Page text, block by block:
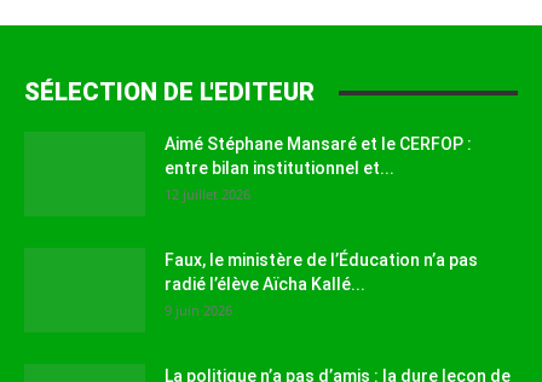
SÉLECTION DE L'EDITEUR
Aimé Stéphane Mansaré et le CERFOP :
entre bilan institutionnel et...
12 juillet 2026
Faux, le ministère de l’Éducation n’a pas
radié l’élève Aïcha Kallé...
9 juin 2026
La politique n’a pas d’amis : la dure leçon de